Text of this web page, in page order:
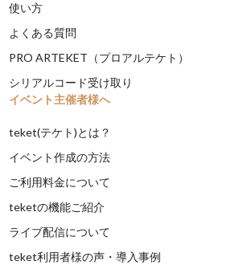
使い方
よくある質問
PRO ARTEKET（プロアルテケト）
シリアルコード受け取り
イベント主催者様へ
teket(テケト)とは？
イベント作成の方法
ご利用料金について
teketの機能ご紹介
ライブ配信について
teket利用者様の声・導入事例